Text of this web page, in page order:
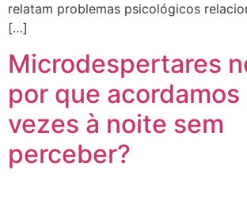
relatam problemas psicológicos
[…]
Microdespertares
por que acordamos
vezes à noite sem
perceber?